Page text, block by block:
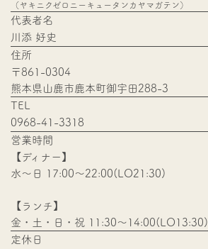
​​​​​​​（ヤキニクゼロニーキュータンカヤマガテン）
代表者名
川添 好史
住所
〒861-0304
熊本県山鹿市鹿本町御宇田288-3
TEL
0968-41-3318
営業時間
【ディナー】
水〜日 17:00〜22:00(LO21:30)
【ランチ】
​​​​​​​金・土・日・祝 11:30〜14:00(LO13:30)
定休日